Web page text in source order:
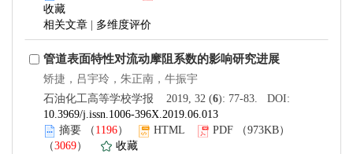
收藏
相关文章
多维度评价
管道表面特性对流动摩阻系数的影响研究进展
矫捷，吕宇玲，朱正南，牛振宇
石油化工高等学校学报 2019, 32 (6): 77-83. DOI:
10.3969/j.issn.1006-396X.2019.06.013
摘要 （ 1196） HTML PDF （973KB）
（3069）
收藏